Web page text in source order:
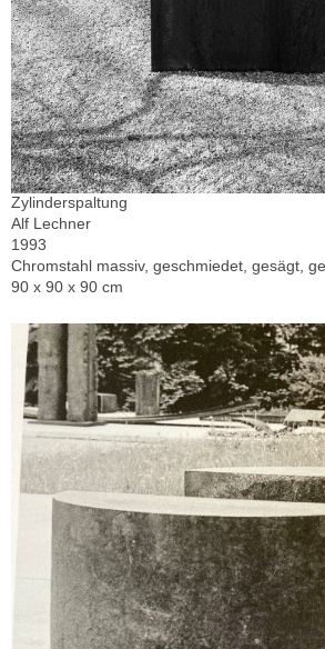
Zylinderspaltung
Alf Lechner
1993
Chromstahl massiv, geschmiedet, gesägt,
90 x 90 x 90 cm